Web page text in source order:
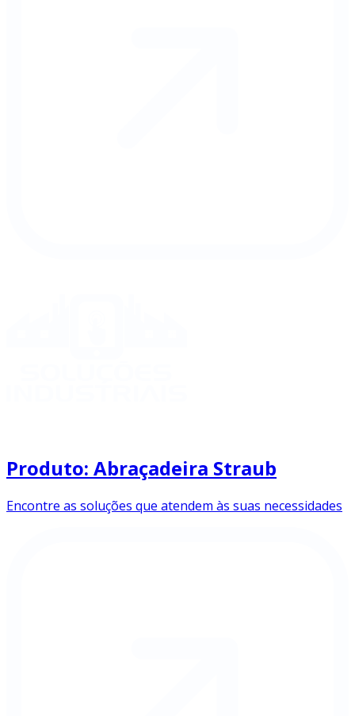
Produto: Abraçadeira Straub
Encontre as soluções que atendem às suas necessidades